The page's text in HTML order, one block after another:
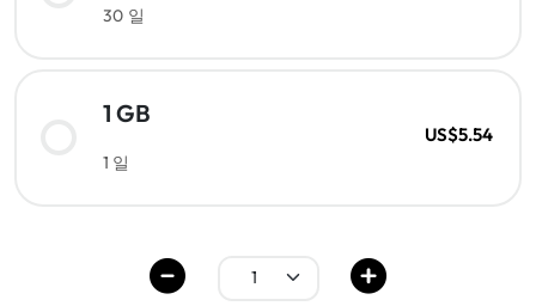
30 일
1 GB
1 일
US$5.54